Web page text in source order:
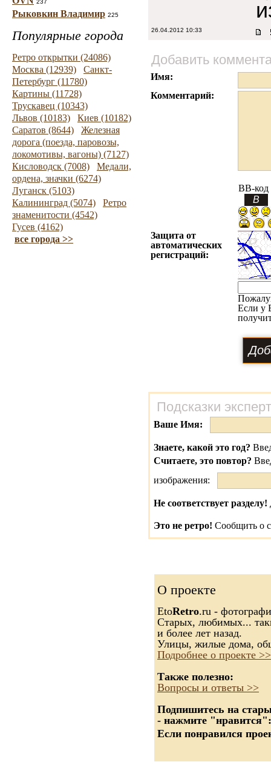
237
Рыковкин Владимир 225
Популярные города
Ретро открытки (24086)
Москва (12939)
Санкт-
Петербург (11780)
Картины (11728)
Трускавец (10343)
Львов (10183)
Киев (10182)
Саратов (8644)
Железная
дорога (поезда, паровозы,
локомотивы, вагоны) (7127)
Кисловодск (7008)
Медали,
ордена, значки (6274)
Луганск (5103)
Калининград (5074)
Ретро
знаменитости (4542)
Гусев (4162)
все города >>
26.04.2012 10:33
Добавить
Имя:
Комментарий:
BB-код
Защита от
автоматических
регистраций:
Если у
Подсказки
Ваше Имя:
Знаете, какой это год?
Считаете, это повтор?
изображения:
Не соответствует разделу!
Это не ретро! Сообщить о
О проекте
EtoRetro.ru -
Старых, любимых...
и более лет назад.
Улицы, жилые дома,
Подробнее о проекте >>
Также полезно:
Вопросы и ответы >>
Подпишитесь на
- нажмите "нравится":
Если понравился